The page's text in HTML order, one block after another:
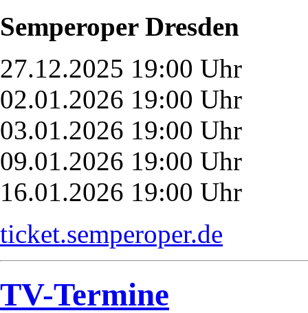
Semperoper Dresden
27.12.2025 19:00 Uhr
02.01.2026 19:00 Uhr
03.01.2026 19:00 Uhr
09.01.2026 19:00 Uhr
16.01.2026 19:00 Uhr
ticket.semperoper.de
TV-Termine